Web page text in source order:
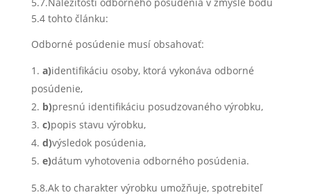
5.4 tohto článku:
Odborné posúdenie musí obsahovať:
a)identifikáciu osoby, ktorá vykonáva odborné
posúdenie,
b)presnú identifikáciu posudzovaného výrobku,
c)popis stavu výrobku,
d)výsledok posúdenia,
e)dátum vyhotovenia odborného posúdenia.
5.8.Ak to charakter výrobku umožňuje, spotrebiteľ